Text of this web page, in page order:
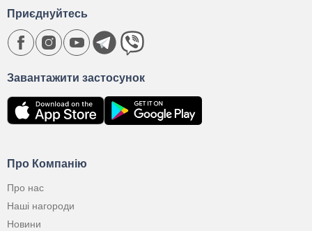
Про Компанію
Про нас
Наші нагороди
Новини
Завантажити застосунок
Приєднуйтесь